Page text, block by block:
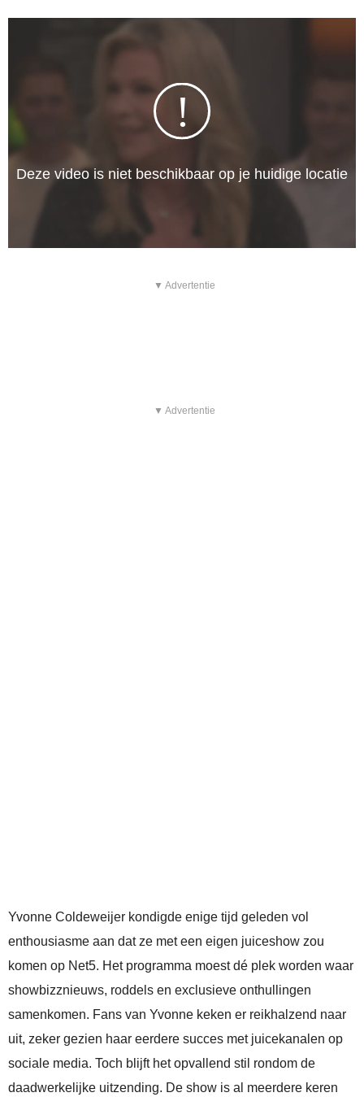
▼ Advertentie
▼ Advertentie
Yvonne Coldeweijer kondigde enige tijd geleden vol
enthousiasme aan dat ze met een eigen juiceshow zou
komen op Net5. Het programma moest dé plek worden waar
showbizznieuws, roddels en exclusieve onthullingen
samenkomen. Fans van Yvonne keken er reikhalzend naar
uit, zeker gezien haar eerdere succes met juicekanalen op
sociale media. Toch blijft het opvallend stil rondom de
daadwerkelijke uitzending. De show is al meerdere keren